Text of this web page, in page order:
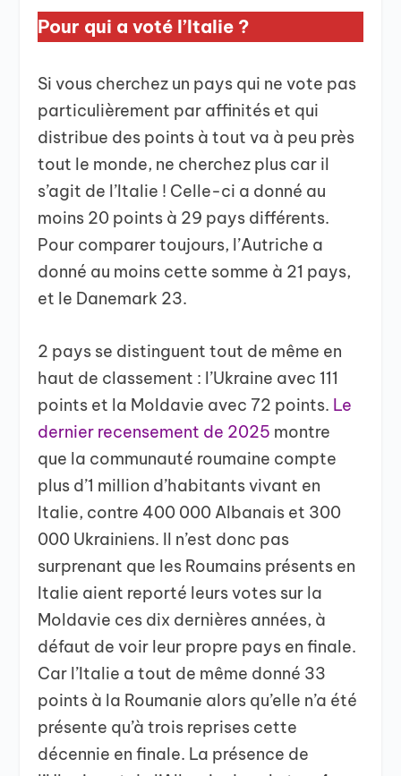
Pour qui a voté l’Italie ?
Si vous cherchez un pays qui ne vote pas
particulièrement par affinités et qui
distribue des points à tout va à peu près
tout le monde, ne cherchez plus car il
s’agit de l’Italie ! Celle-ci a donné au
moins 20 points à 29 pays différents.
Pour comparer toujours, l’Autriche a
donné au moins cette somme à 21 pays,
et le Danemark 23.
2 pays se distinguent tout de même en
haut de classement : l’Ukraine avec 111
points et la Moldavie avec 72 points. Le
dernier recensement de 2025 montre
que la communauté roumaine compte
plus d’1 million d’habitants vivant en
Italie, contre 400 000 Albanais et 300
000 Ukrainiens. Il n’est donc pas
surprenant que les Roumains présents en
Italie aient reporté leurs votes sur la
Moldavie ces dix dernières années, à
défaut de voir leur propre pays en finale.
Car l’Italie a tout de même donné 33
points à la Roumanie alors qu’elle n’a été
présente qu’à trois reprises cette
décennie en finale. La présence de